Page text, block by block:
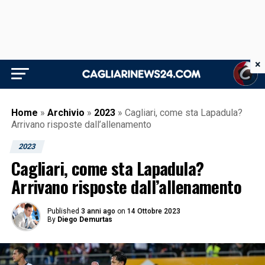
Home » Archivio » 2023 » Cagliari, come sta Lapadula?
Arrivano risposte dall’allenamento
2023
Cagliari, come sta Lapadula?
Arrivano risposte dall’allenamento
Published 3 anni ago on 14 Ottobre 2023
By Diego Demurtas
×